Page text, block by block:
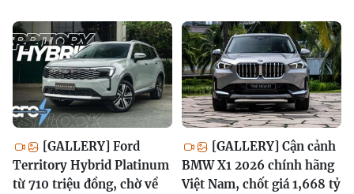
[GALLERY] Ford
Territory Hybrid Platinum
từ 710 triệu đồng, chờ về
[GALLERY] Cận cảnh
BMW X1 2026 chính hãng
Việt Nam, chốt giá 1,668 tỷ